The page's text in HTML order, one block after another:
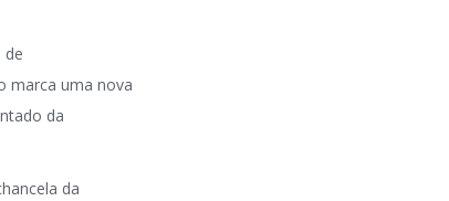
de
marca uma nova
da
da